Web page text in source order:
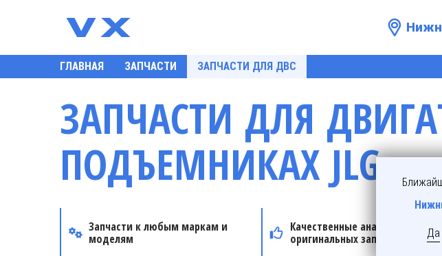
ГЛАВНАЯ ЗАПЧАСТИ ЗАПЧАСТИ ДЛЯ ДВС
ЗАПЧАСТИ ДЛЯ
ПОДЪЕМНИКАХ JLG
Запчасти к любым маркам и
моделям
Качественные аналоги
оригинальных запчастей
Да